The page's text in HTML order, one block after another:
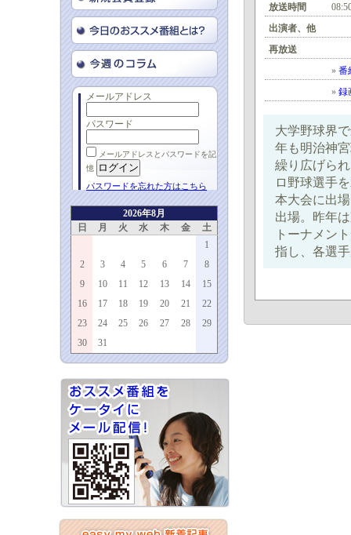
メールアドレス
パスワード
メールアドレスとパスワードを記
憶
パスワードを忘れた方はこちら
2026年8月
日
月 火 水 木 金
土
1
2
3 4 5 6 7
8
9
10 11 12 13 14
15
16
17 18 19 20 21
22
23
24 25 26 27 28
29
30
31
放送時間
出演者、他
再放送
» 番
» 録
大学野球界
年も明治神
繰り広げら
ロ野球選手
本大会に出
出場。昨年
トーナメン
指し、各選